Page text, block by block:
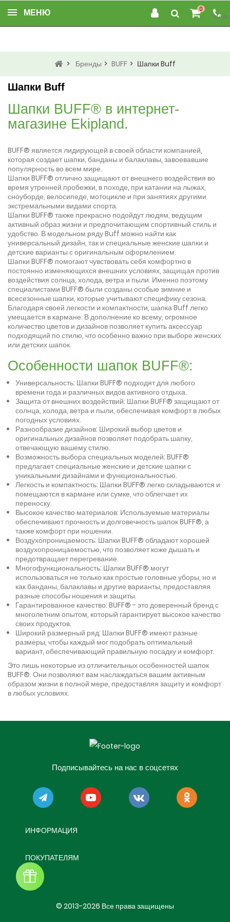
МЕНЮ Моя
0
> Бренды > BUFF > Шапки Buff
Шапки Buff
Шапки BUFF® в интернет-
магазине Ekipland.
BUFF® является лидирующей в своей области компанией,
которая создает шапки, банданы и балаклавы, завоевавшие
популярность во всем мире.
Шапки BUFF® отлично защищают от внешнего воздействия во
время утренней пробежки, в походе, при катании на лыжах,
сноуборде, велосипеде, мотоцикле и при занятиях другими
экстремальными видами спорта.
Шапки BUFF® также прекрасно подойдут людям, ведущим
активный образ жизни и предпочитающим спортивный стиль и
удобство. В модельном ряду Buff можно найти как
универсальный дизайн, так и специальные женские шапки и
детские варианты с оригинальным оформлением.
Шапки BUFF® помогают чувствовать себя комфортно в
постоянно изменяющихся внешних условиях, защищая против
воздействия солнца, холода, ветра и пыли. Именно поэтому
специалистами BUFF® были созданы особые зимние и
всесезонные шапки, которые учитывают специфику сезона.
Благодаря своей легкости и компактности, шапка Buff легко
умещается в кармане. В дополнение ко всему, огромное
количество цветов и дизайнов позволяет купить аксессуар
подходящий по стилю, что особенно важно при выборе женских
или детских шапок.
Особенности шапок BUFF®:
Универсальность: Шапки BUFF® подходят для любого
времени года и различных видов активного отдыха.
Защита от внешних воздействий: Шапки BUFF® защищают от
солнца, холода, ветра и пыли, обеспечивая комфорт в любых
погодных условиях.
Разнообразие дизайнов: Широкий выбор цветов и
оригинальных дизайнов позволяет подобрать шапку,
отвечающую вашему стилю.
Возможность выбора специальных моделей: BUFF®
предлагает специальные женские и детские шапки с
уникальными дизайнами и функциональностью.
Легкость и компактность: Шапки BUFF® легко складываются и
помещаются в кармане или сумке, что облегчает их
переноску.
Высокое качество материалов: Используемые материалы
обеспечивают прочность и долговечность шапок BUFF®, а
также комфорт при ношении.
Воздухопроницаемость: Шапки BUFF® обладают хорошей
воздухопроницаемостью, что позволяет коже дышать и
предотвращает перегревание.
Многофункциональность: Шапки BUFF® могут
использоваться не только как простые головные уборы, но и
как банданы, балаклавы и другие варианты, предоставляя
разные способы ношения и защиты.
Гарантированное качество: BUFF® - это доверенный бренд с
многолетним опытом, который гарантирует высокое качество
своих продуктов.
Широкий размерный ряд: Шапки BUFF® имеют разные
размеры, чтобы каждый мог подобрать оптимальный
вариант, обеспечивающий правильную посадку и комфорт.
Это лишь некоторые из отличительных особенностей шапок
BUFF®. Они позволяют вам наслаждаться вашим активным
образом жизни в полной мере, предоставляя защиту и комфорт
в любых условиях.
Подписывайтесь на нас в соцсетях
ИНФОРМАЦИЯ
ПОКУПАТЕЛЯМ
© 2013-2026 Все права защищены